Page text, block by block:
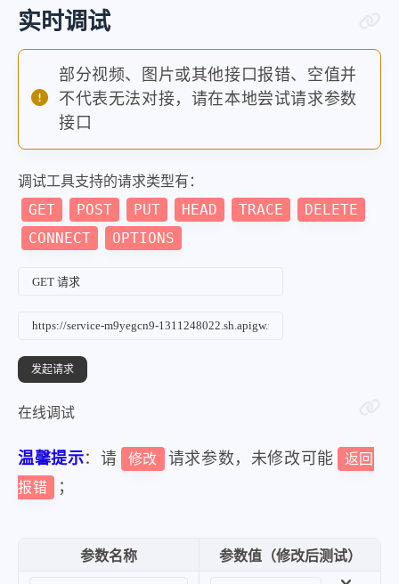
实时调试
部分视频、图片或其他接口报错、空值并
不代表无法对接，请在本地尝试请求参数
接口
调试工具支持的请求类型有：
GET POST PUT HEAD TRACE
DELETE
CONNECT
OPTIONS
在线调试
温馨提示：请 修改 请求参数，未修改可能
返回
报错
；
参数名称 参数值（修改后测试）